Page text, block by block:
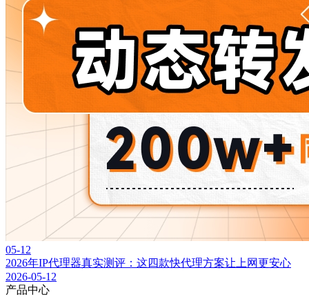
05-12
2026年IP代理器真实测评：这四款快代理方案让上网更安心
2026-05-12
产品中心